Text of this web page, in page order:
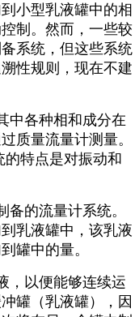
小型乳液罐中的相
制。然而，一些较
系统，但这些系统
性规则，现在不建
中各种相和成分在
质量流量计测量。
的特点是对振动和
的流量计系统。
乳液罐中，该乳液
罐中的量。
，以便能够连续运
罐（乳液罐），因